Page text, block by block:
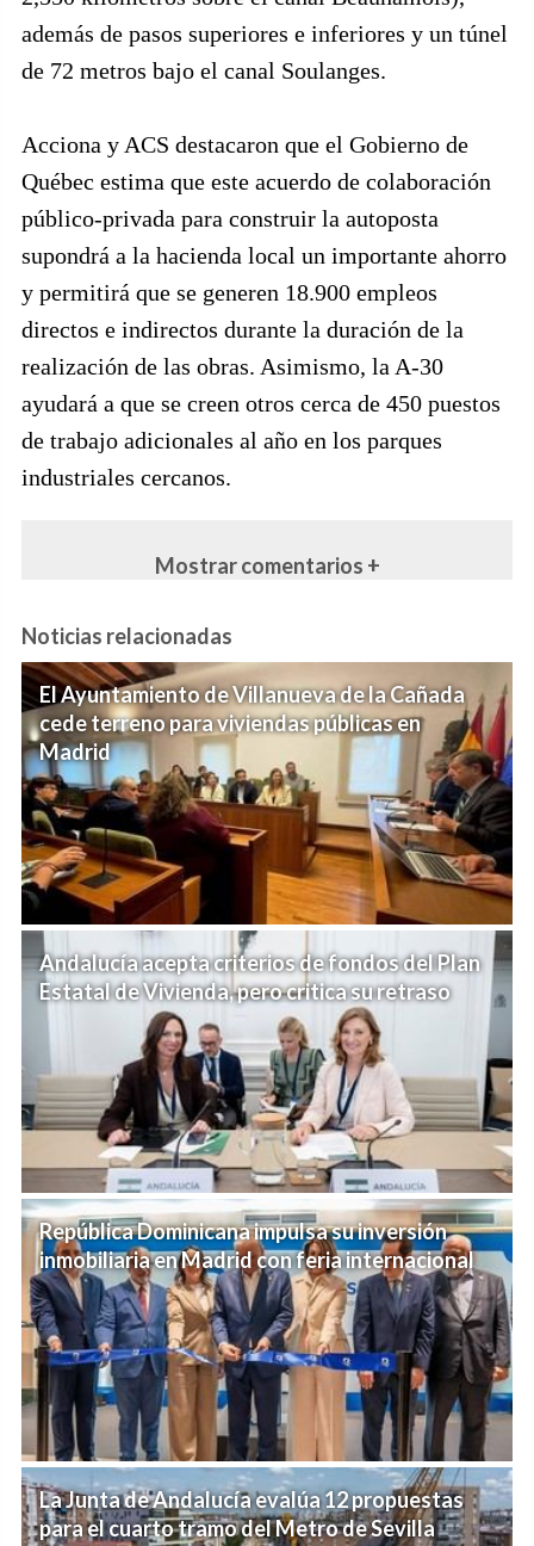
además de pasos superiores e inferiores y un túnel
de 72 metros bajo el canal Soulanges.
Acciona y ACS destacaron que el Gobierno de
Québec estima que este acuerdo de colaboración
público-privada para construir la autoposta
supondrá a la hacienda local un importante ahorro
y permitirá que se generen 18.900 empleos
directos e indirectos durante la duración de la
realización de las obras. Asimismo, la A-30
ayudará a que se creen otros cerca de 450 puestos
de trabajo adicionales al año en los parques
industriales cercanos.
Mostrar comentarios +
Noticias relacionadas
El Ayuntamiento de Villanueva de la Cañada
cede terreno para viviendas públicas en
Madrid
Andalucía acepta criterios de fondos del Plan
Estatal de Vivienda, pero critica su retraso
República Dominicana impulsa su inversión
inmobiliaria en Madrid con feria internacional
La Junta de Andalucía evalúa 12 propuestas
para el cuarto tramo del Metro de Sevilla